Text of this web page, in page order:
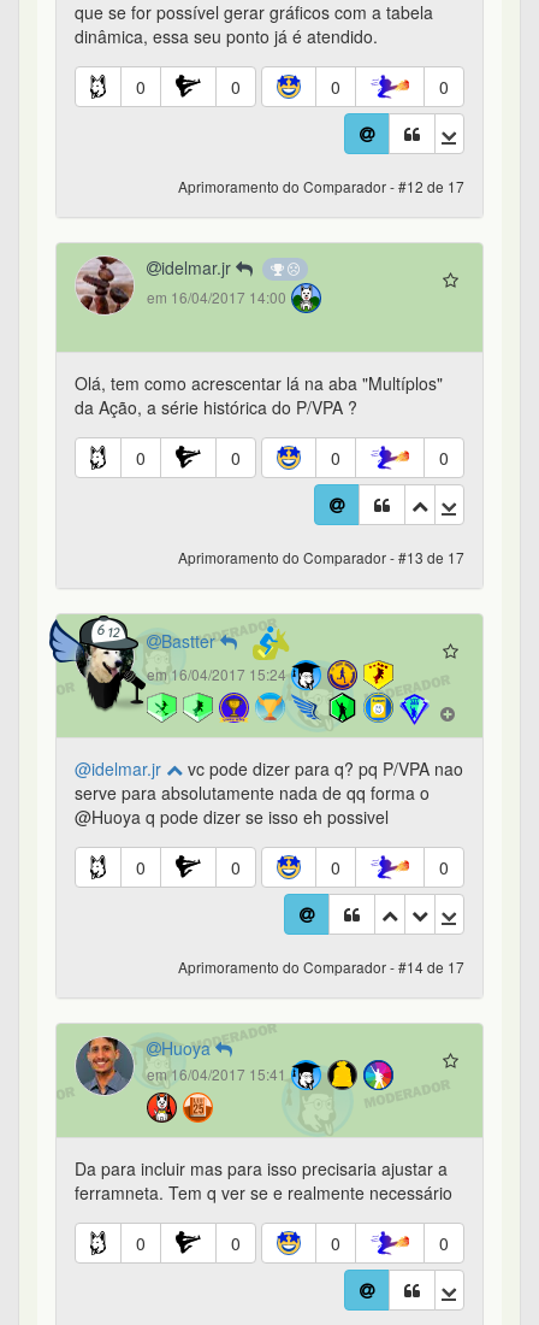
que se for possível gerar gráficos com a tabela
dinâmica, essa seu ponto já é atendido.
0 0 0 0
Aprimoramento do Comparador - #12 de 17
idelmar.jr
em 16/04/2017 14:00
Olá, tem como acrescentar lá na aba "Multíplos"
da Ação, a série histórica do P/VPA ?
0 0 0 0
Aprimoramento do Comparador - #13 de 17
Bastter
em 16/04/2017 15:24
@idelmar.jr
vc pode dizer para q? pq P/VPA nao
serve para absolutamente nada de qq forma o
@Huoya q pode dizer se isso eh possivel
0 0 0 0
Aprimoramento do Comparador - #14 de 17
Huoya
em 16/04/2017 15:41
Da para incluir mas para isso precisaria ajustar a
ferramneta. Tem q ver se e realmente necessário
0 0 0 0